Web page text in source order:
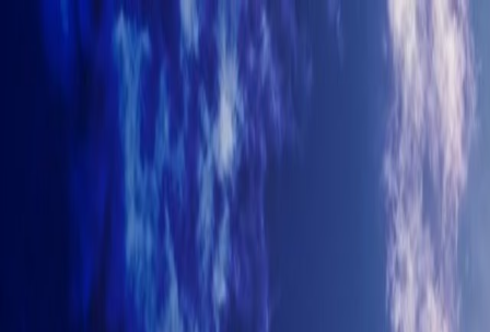
+7-499-380-70-93
info@arhitectyra.ru